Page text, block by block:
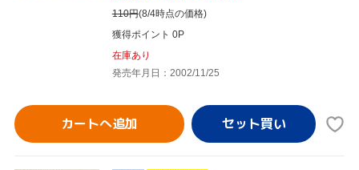
110円(8/4時点の価格)
獲得ポイント 0P
在庫あり
発売年月日：2002/11/25
カートへ追加